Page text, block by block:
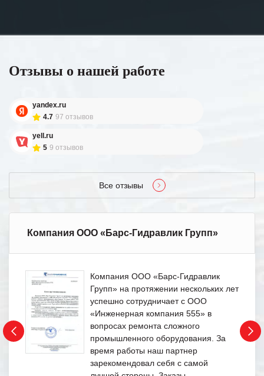
Отзывы о нашей работе
yandex.ru
4.7 97 отзывов
yell.ru
5 9 отзывов
Все отзывы
Компания ООО «Барс-Гидравлик Групп»
Компания ООО «Барс-Гидравлик
Групп» на протяжении нескольких лет
успешно сотрудничает с ООО
«Инженерная компания 555» в
вопросах ремонта сложного
промышленного оборудования. За
время работы наш партнер
зарекомендовал себя с самой